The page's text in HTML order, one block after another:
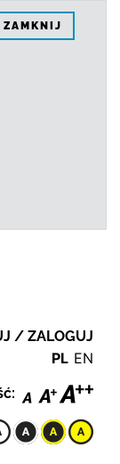
ZAMKNIJ
/ ZALOGUJ
PL EN